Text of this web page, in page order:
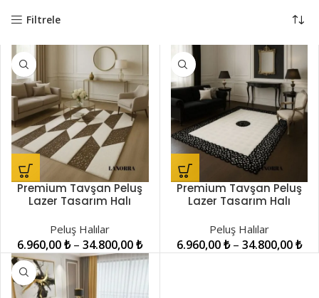
Filtrele
Premium Tavşan Peluş
Lazer Tasarım Halı
Peluş Halılar
6.960,00₺ –34.800,00₺
Premium Tavşan Peluş
Lazer Tasarım Halı
Peluş Halılar
6.960,00₺ – 34.800,00₺